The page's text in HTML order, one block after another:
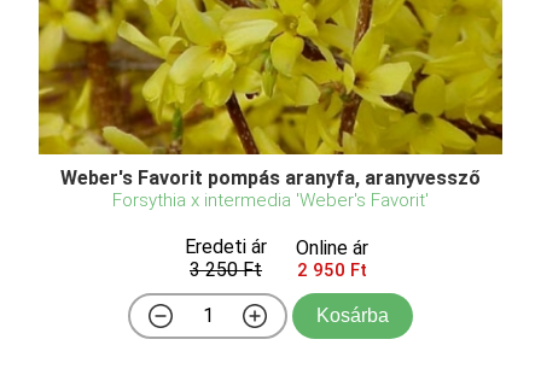
Weber's Favorit pompás aranyfa, aranyvessző
Forsythia x intermedia 'Weber's Favorit'
Eredeti ár
3 250 Ft
Online ár
2 950 Ft
Kosárba